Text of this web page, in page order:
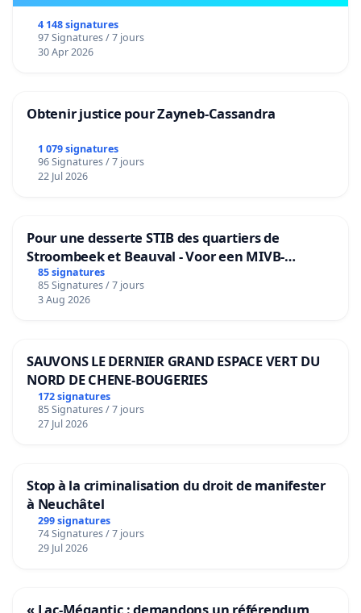
4 148 signatures
97 Signatures / 7 jours
30 Apr 2026
Obtenir justice pour Zayneb-Cassandra
1 079 signatures
96 Signatures / 7 jours
22 Jul 2026
Pour une desserte STIB des quartiers de
Stroombeek et Beauval - Voor een MIVB-
bediening van de wijken Strombeek en Het
Voor
85 signatures
85 Signatures / 7 jours
3 Aug 2026
SAUVONS LE DERNIER GRAND ESPACE VERT DU
NORD DE CHENE-BOUGERIES
172 signatures
85 Signatures / 7 jours
27 Jul 2026
Stop à la criminalisation du droit de manifester
à Neuchâtel
299 signatures
74 Signatures / 7 jours
29 Jul 2026